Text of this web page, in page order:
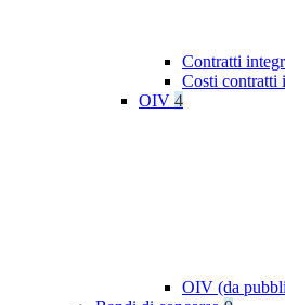
Contratti
Costi contratti
OIV 4
OIV (da